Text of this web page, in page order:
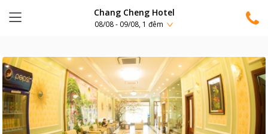
Chang Cheng Hotel
08/08 - 09/08, 1 đêm